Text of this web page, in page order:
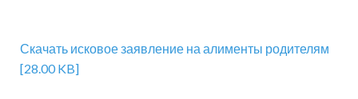
Скачать исковое заявление на алименты родителям
[28.00 KB]